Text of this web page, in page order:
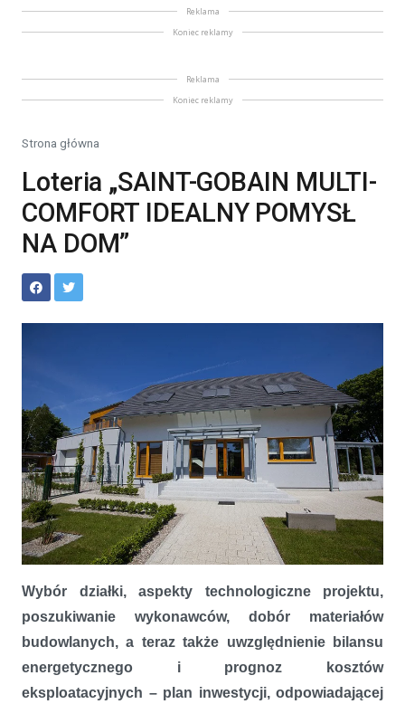
Reklama
Koniec reklamy
Reklama
Koniec reklamy
Strona główna
Loteria „SAINT-GOBAIN MULTI-
COMFORT IDEALNY POMYSŁ
NA DOM”
DOM”
Wybór działki, aspekty technologiczne projektu,
poszukiwanie wykonawców, dobór materiałów
budowlanych, a teraz także uwzględnienie bilansu
energetycznego i prognoz kosztów
eksploatacyjnych – plan inwestycji, odpowiadającej